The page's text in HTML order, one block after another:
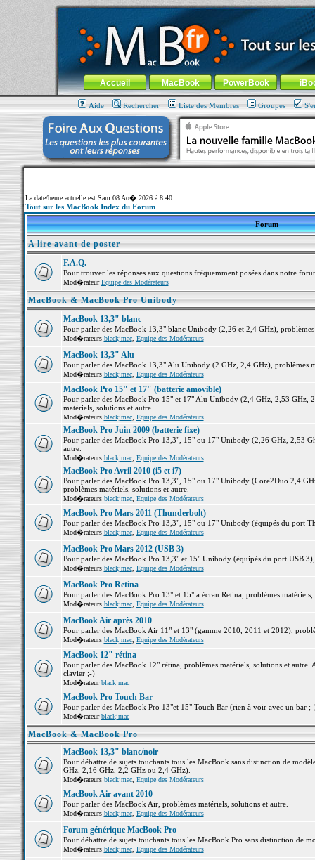
MacBook-fr.com : 100% Apple... 100% nomade !
Aller au contenu-Aller au menu général-Aller au menu de
Menu général
Accueil MacBook PowerBook
Aide Rechercher Liste des Membres Groupes
La date/heure actuelle est Sam 08 Ao� 2026 à 8:40
Tout sur les MacBook Index du Forum
Forum
A lire avant de poster
F.A.Q.
Pour trouver les réponses aux questions fréquemment posées dans notre
Mod�rateurEquipe des Modérateurs
MacBook & MacBook Pro Unibody
MacBook 13,3" blanc
Pour parler des MacBook 13,3" blanc Unibody (2,26 et 2,4 GHz),
Mod�rateurs blackjmac, Equipe des Modérateurs
MacBook 13,3" Alu
Pour parler des MacBook 13,3" Alu Unibody (2 GHz, 2,4 GHz), problèmes
Mod�rateurs blackjmac, Equipe des Modérateurs
MacBook Pro 15" et 17" (batterie amovible)
Pour parler des MacBook Pro 15" et 17" Alu Unibody (2,4 GHz, 2,53 GHz,
matériels, solutions et autre.
Mod�rateurs blackjmac, Equipe des Modérateurs
MacBook Pro Juin 2009 (batterie fixe)
Pour parler des MacBook Pro 13,3", 15" ou 17" Unibody (2,26 GHz, 2,53
autre.
Mod�rateurs blackjmac, Equipe des Modérateurs
MacBook Pro Avril 2010 (i5 et i7)
Pour parler des MacBook Pro 13,3", 15" ou 17" Unibody (Core2Duo 2,4
problèmes matériels, solutions et autre.
Mod�rateurs blackjmac, Equipe des Modérateurs
MacBook Pro Mars 2011 (Thunderbolt)
Pour parler des MacBook Pro 13,3", 15" ou 17" Unibody (équipés du port
Mod�rateurs blackjmac, Equipe des Modérateurs
MacBook Pro Mars 2012 (USB 3)
Pour parler des MacBook Pro 13,3" et 15" Unibody (équipés du port USB
Mod�rateurs blackjmac, Equipe des Modérateurs
MacBook Pro Retina
Pour parler des MacBook Pro 13" et 15" a écran Retina, problèmes matériels,
Mod�rateurs blackjmac, Equipe des Modérateurs
MacBook Air après 2010
Pour parler des MacBook Air 11" et 13" (gamme 2010, 2011 et 2012),
Mod�rateurs blackjmac, Equipe des Modérateurs
MacBook 12" rétina
Pour parler des MacBook 12" rétina, problèmes matériels, solutions et
clavier ;-)
Mod�rateurblackjmac
MacBook Pro Touch Bar
Pour parler des MacBook Pro 13"et 15" Touch Bar (rien à voir avec un bar
Mod�rateurblackjmac
MacBook & MacBook Pro
MacBook 13,3" blanc/noir
Pour débattre de sujets touchants tous les MacBook sans distinction de
GHz, 2,16 GHz, 2,2 GHz ou 2,4 GHz).
Mod�rateurs blackjmac, Equipe des Modérateurs
MacBook Air avant 2010
Pour parler des MacBook Air, problèmes matériels, solutions et autre.
Mod�rateurs blackjmac, Equipe des Modérateurs
Forum générique MacBook Pro
Pour débattre de sujets touchants tous les MacBook Pro sans distinction de
Mod�rateurs blackjmac, Equipe des Modérateurs